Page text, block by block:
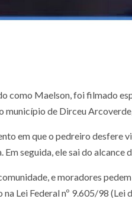
como Maelson, foi filmado
município de Dirceu
em que o pedreiro desfere
Em seguida, ele sai do
e moradores
Lei Federal nº 9.605/98